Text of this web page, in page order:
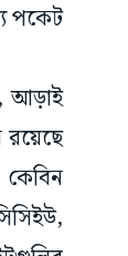
পকেট
আড়াই